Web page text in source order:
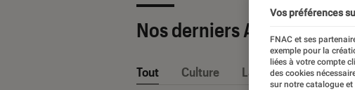
Nos derniers Articles
Tout Culture La Claque Fnac
Vos préférences
FNAC et ses
exemple pour la
liées à votre compte
des cookies
sur notre catalogue